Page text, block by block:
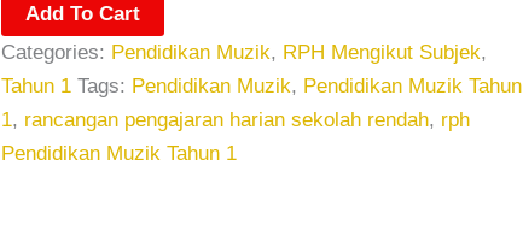
Add To Cart
Categories: Pendidikan Muzik, RPH Mengikut Subjek,
Tahun 1 Tags: Pendidikan Muzik, Pendidikan Muzik Tahun
1, rancangan pengajaran harian sekolah rendah, rph
Pendidikan Muzik Tahun 1